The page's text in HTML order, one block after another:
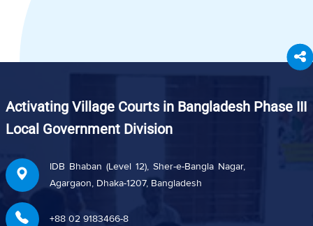
Activating Village Courts in Bangladesh Phase III
Local Government Division
IDB Bhaban (Level 12), Sher-e-Bangla Nagar,
Agargaon, Dhaka-1207, Bangladesh
+88 02 9183466-8